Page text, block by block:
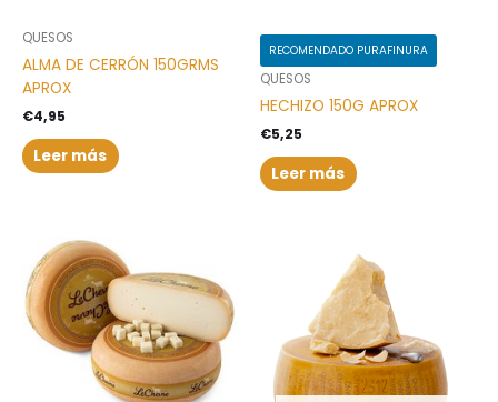
QUESOS
ALMA DE CERRÓN 150GRMS
APROX
€4,95
Leer más
RECOMENDADO PURAFINURA
QUESOS
HECHIZO 150G APROX
€5,25
Leer más